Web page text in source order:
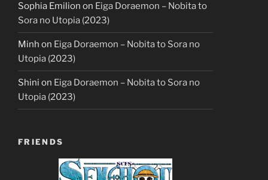
Sophia Emilion on Eiga Doraemon – Nobita to
Sora no Utopia (2023)
Minh on Eiga Doraemon – Nobita to Sora no
Utopia (2023)
Shini on Eiga Doraemon – Nobita to Sora no
Utopia (2023)
FRIENDS